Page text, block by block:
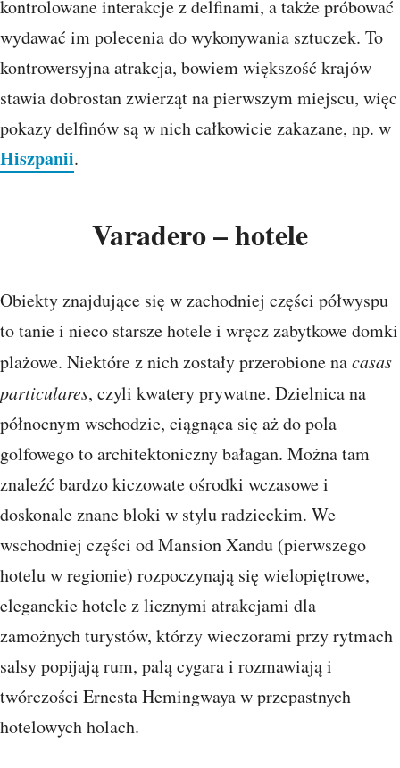
kontrolowane interakcje z delfinami, a także próbować
wydawać im polecenia do wykonywania sztuczek. To
kontrowersyjna atrakcja, bowiem większość krajów
stawia dobrostan zwierząt na pierwszym miejscu, więc
pokazy delfinów są w nich całkowicie zakazane, np. w
Hiszpanii.
Varadero – hotele
Obiekty znajdujące się w zachodniej części półwyspu
to tanie i nieco starsze hotele i wręcz zabytkowe domki
plażowe. Niektóre z nich zostały przerobione nacasas
particulares, czyli kwatery prywatne. Dzielnica na
północnym wschodzie, ciągnąca się aż do pola
golfowego to architektoniczny bałagan. Można tam
znaleźć bardzo kiczowate ośrodki wczasowe i
doskonale znane bloki w stylu radzieckim. We
wschodniej części od Mansion Xandu (pierwszego
hotelu w regionie) rozpoczynają się wielopiętrowe,
eleganckie hotele z licznymi atrakcjami dla
zamożnych turystów, którzy wieczorami przy rytmach
salsy popijają rum, palą cygara i rozmawiają i
twórczości Ernesta Hemingwaya w przepastnych
hotelowych holach.